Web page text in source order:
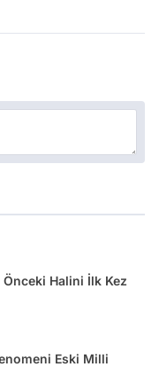
Halini İlk Kez
Eski Milli